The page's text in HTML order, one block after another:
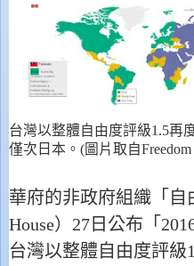
台灣以整體自由度評級1.5再
僅次日本。 (圖片取自
華府的非政府組織「自
House） 27 日公布「
台灣以整體自由度評級